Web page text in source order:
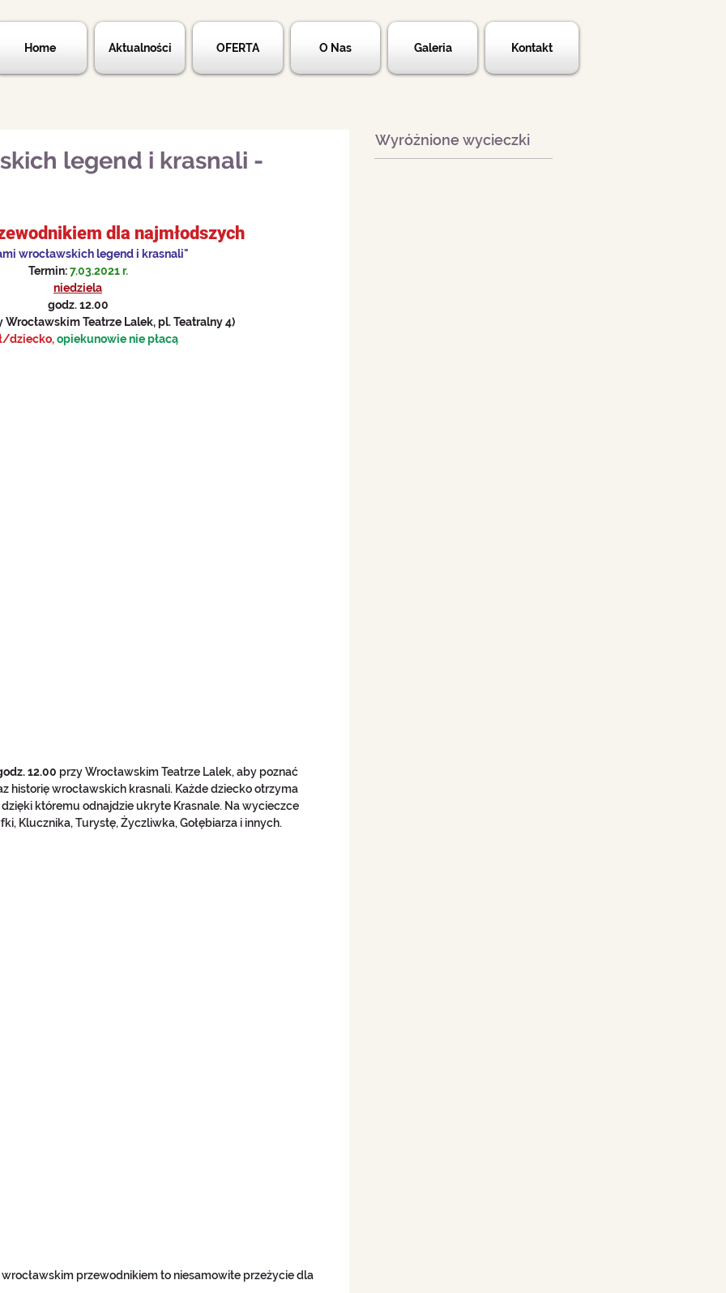
Home Aktualności OFERTA O Nas Galeria Kontakt
legend i krasnali -
dla najmłodszych
wrocławskich legend i krasnali"
Termin: 7.03.2021 r.
niedziela
godz. 12.00
Teatrze Lalek, pl. Teatralny 4)
dziecko, opiekunowie nie płacą
12.00 przy Wrocławskim Teatrze Lalek, aby poznać
historię wrocławskich krasnali. Każde dziecko otrzyma
któremu odnajdzie ukryte Krasnale. Na wycieczce
Klucznika, Turystę, Życzliwka, Gołębiarza i innych.
przewodnikiem to niesamowite przeżycie dla
Wyróżnione wycieczki